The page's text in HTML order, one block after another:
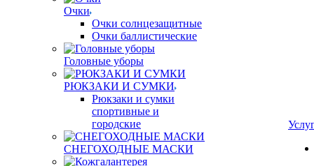
Очки
Очки солнцезащитные
Очки баллистические
Головные уборы
РЮКЗАКИ И СУМКИ
Рюкзаки и сумки
спортивные и
городские
СНЕГОХОДНЫЕ МАСКИ